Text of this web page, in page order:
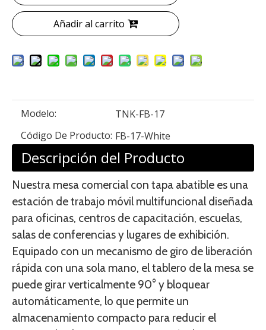
Añadir al carrito
Modelo:
TNK-FB-17
Código De Producto: FB-17-White
Descripción del Producto
Nuestra mesa comercial con tapa abatible es una
estación de trabajo móvil multifuncional diseñada
para oficinas, centros de capacitación, escuelas,
salas de conferencias y lugares de exhibición.
Equipado con un mecanismo de giro de liberación
rápida con una sola mano, el tablero de la mesa se
puede girar verticalmente 90° y bloquear
automáticamente, lo que permite un
almacenamiento compacto para reducir el